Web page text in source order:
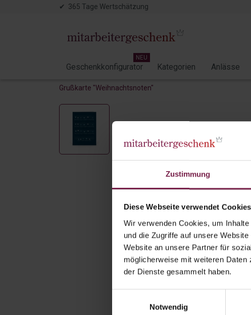
Zustimmung
Diese Webseite verwendet Cookies
Wir verwenden Cookies, um
und die Zugriffe auf unsere
Website an unsere Partner für
möglicherweise mit weiteren
der Dienste gesammelt haben.
Notwendig
✔ 365 Tage Wertschätzung
Geschenkkonfigurator
NEU
Kategorien Anlässe
Grußkarte "Weihnachtsnoten"